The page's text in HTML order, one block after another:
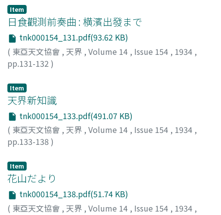
Item
日食觀測前奏曲 : 横濱出發まで
tnk000154_131.pdf(93.62 KB)
( 東亞天文協會 , 天界 , Volume 14 , Issue 154 , 1934 ,
pp.131-132 )
Item
天界新知識
tnk000154_133.pdf(491.07 KB)
( 東亞天文協會 , 天界 , Volume 14 , Issue 154 , 1934 ,
pp.133-138 )
Item
花山だより
tnk000154_138.pdf(51.74 KB)
( 東亞天文協會 , 天界 , Volume 14 , Issue 154 , 1934 ,